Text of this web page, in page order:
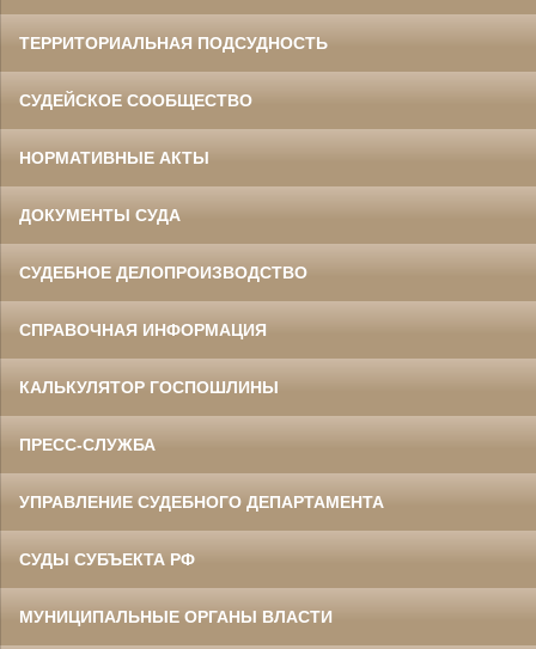
ТЕРРИТОРИАЛЬНАЯ ПОДСУДНОСТЬ
СУДЕЙСКОЕ СООБЩЕСТВО
НОРМАТИВНЫЕ АКТЫ
ДОКУМЕНТЫ СУДА
СУДЕБНОЕ ДЕЛОПРОИЗВОДСТВО
СПРАВОЧНАЯ ИНФОРМАЦИЯ
КАЛЬКУЛЯТОР ГОСПОШЛИНЫ
ПРЕСС-СЛУЖБА
УПРАВЛЕНИЕ СУДЕБНОГО ДЕПАРТАМЕНТА
СУДЫ СУБЪЕКТА РФ
МУНИЦИПАЛЬНЫЕ ОРГАНЫ ВЛАСТИ